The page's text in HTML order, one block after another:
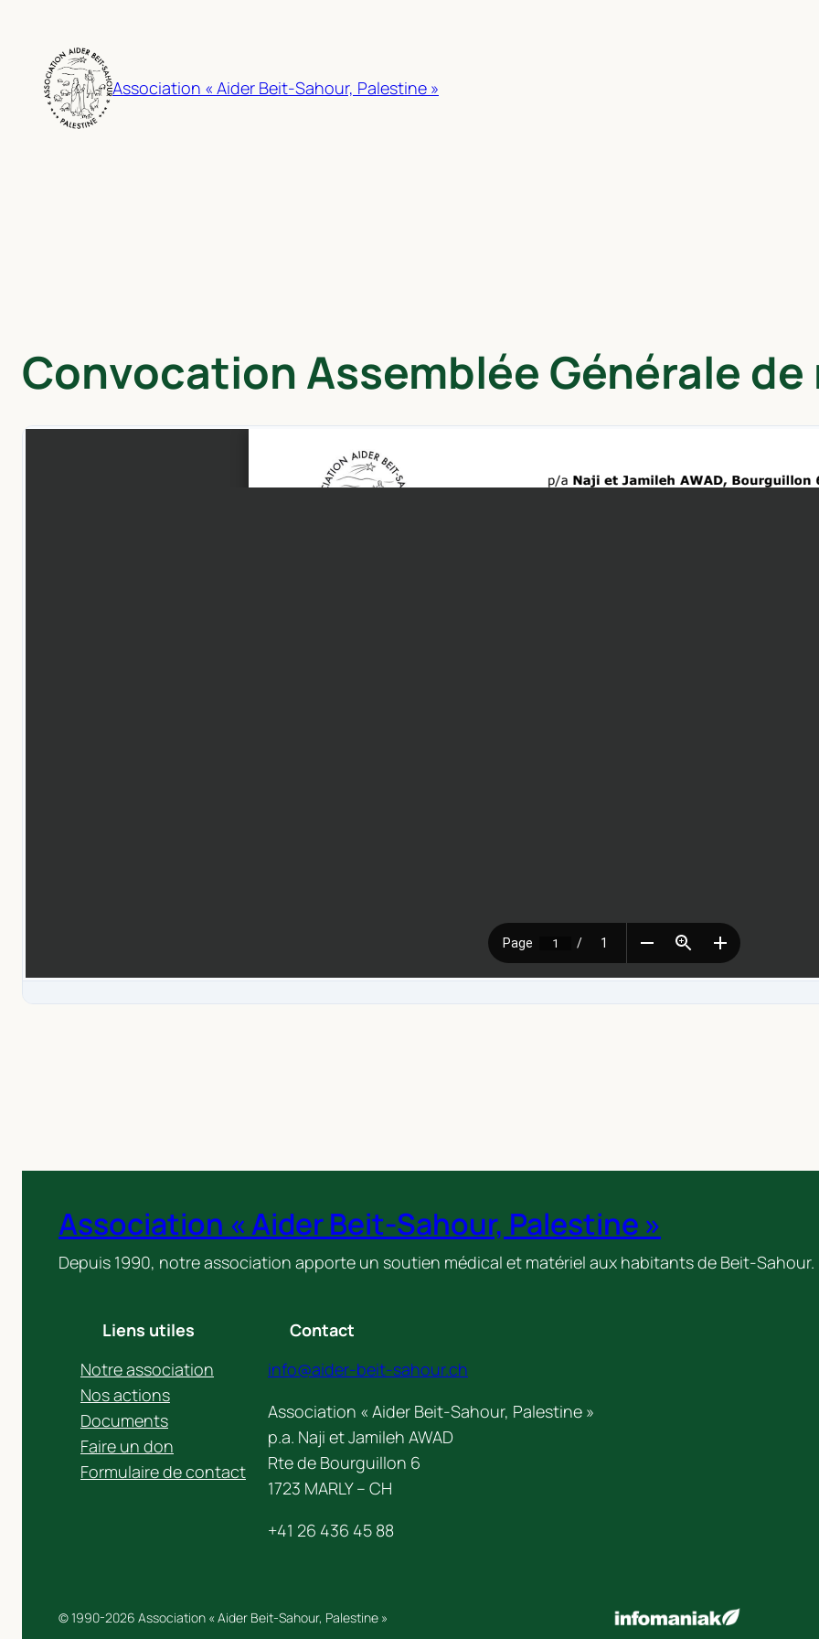
contenu
Association « Aider Beit-Sahour, Palestine »
Convocation Assemblée Générale de
Association « Aider Beit-Sahour, Palestine »
Depuis 1990, notre association apporte un soutien médical et matériel aux habitants de Beit-Sahour.
Liens utiles
Notre association
Nos actions
Documents
Faire un don
Formulaire de contact
Contact
info@aider-beit-sahour.ch
Association « Aider Beit-Sahour, Palestine »
p.a. Naji et Jamileh AWAD
Rte de Bourguillon 6
1723 MARLY – CH
+41 26 436 45 88
© 1990-2026 Association « Aider Beit-Sahour, Palestine »